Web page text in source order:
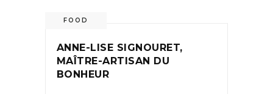
FOOD
ANNE-LISE SIGNOURET,
MAÎTRE-ARTISAN DU
BONHEUR